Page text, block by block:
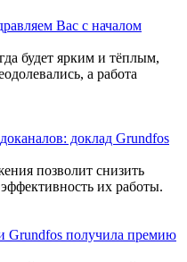
Вас с началом
будет ярким и тёплым,
а работа
доклад Grundfos
позволит снизить
их работы.
Grundfos получила премию